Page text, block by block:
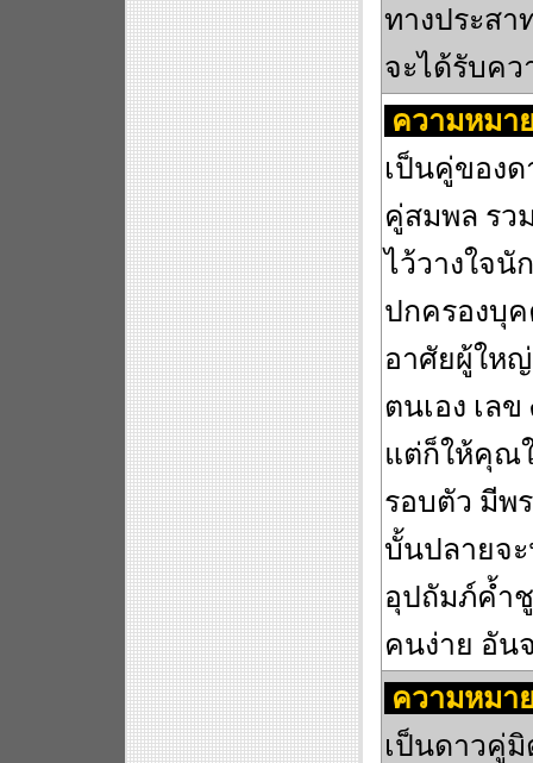
ทางประสา
จะได้รับคว
ความหมา
เป็นคู่ของ
คู่สมพล รว
ไว้วางใจนั
ปกครองบุ
อาศัยผู้ให
ตนเอง เล
แต่ก็ให้คุณ
รอบตัว มีพ
บั้นปลายจ
อุปถัมภ์ค้ำชู
คนง่าย อัน
ความหมา
เป็นดาวคู่